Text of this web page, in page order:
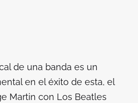
de una banda es un
en el éxito de esta, el
Martin con Los Beatles